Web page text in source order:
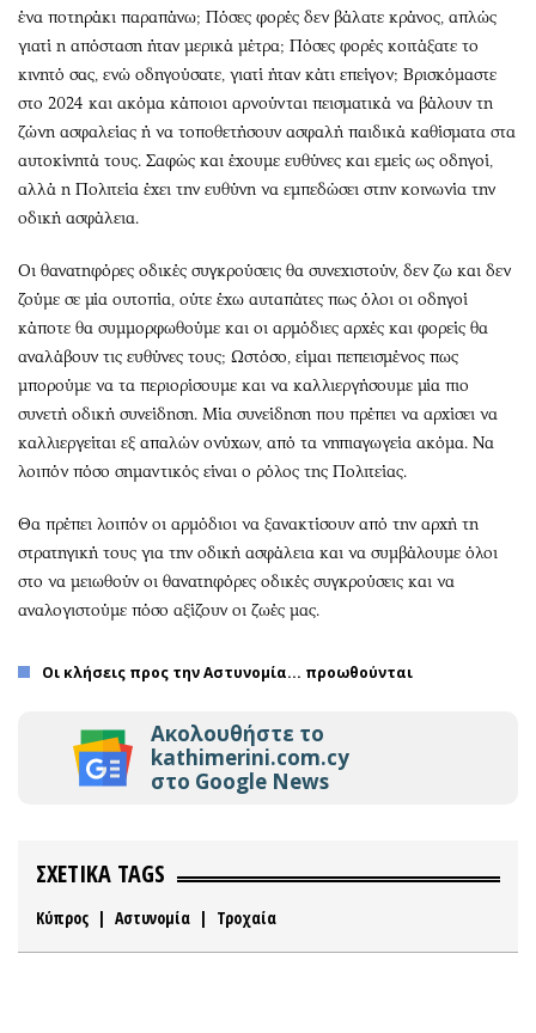
ένα ποτηράκι παραπάνω; Πόσες φορές δεν βάλατε κράνος, απλώς
γιατί η απόσταση ήταν μερικά μέτρα; Πόσες φορές κοιτάξατε το
κινητό σας, ενώ οδηγούσατε, γιατί ήταν κάτι επείγον; Βρισκόμαστε
στο 2024 και ακόμα κάποιοι αρνούνται πεισματικά να βάλουν τη
ζώνη ασφαλείας ή να τοποθετήσουν ασφαλή παιδικά καθίσματα στα
αυτοκίνητά τους. Σαφώς και έχουμε ευθύνες και εμείς ως οδηγοί,
αλλά η Πολιτεία έχει την ευθύνη να εμπεδώσει στην κοινωνία την
οδική ασφάλεια.
Οι θανατηφόρες οδικές συγκρούσεις θα συνεχιστούν, δεν ζω και δεν
ζούμε σε μία ουτοπία, ούτε έχω αυταπάτες πως όλοι οι οδηγοί
κάποτε θα συμμορφωθούμε και οι αρμόδιες αρχές και φορείς θα
αναλάβουν τις ευθύνες τους; Ωστόσο, είμαι πεπεισμένος πως
μπορούμε να τα περιορίσουμε και να καλλιεργήσουμε μία πιο
συνετή οδική συνείδηση. Μία συνείδηση που πρέπει να αρχίσει να
καλλιεργείται εξ απαλών ονύχων, από τα νηπιαγωγεία ακόμα. Να
λοιπόν πόσο σημαντικός είναι ο ρόλος της Πολιτείας.
Θα πρέπει λοιπόν οι αρμόδιοι να ξανακτίσουν από την αρχή τη
στρατηγική τους για την οδική ασφάλεια και να συμβάλουμε όλοι
στο να μειωθούν οι θανατηφόρες οδικές συγκρούσεις και να
αναλογιστούμε πόσο αξίζουν οι ζωές μας.
Οι κλήσεις προς την Αστυνομία... προωθούνται
Ακολουθήστε το
kathimerini.com.cy
στο Google News
ΣΧΕΤΙΚΑ TAGS
Κύπρος | Αστυνομία | Τροχαία